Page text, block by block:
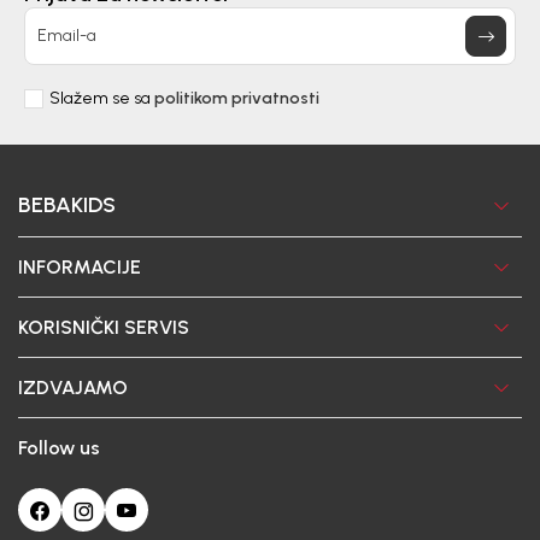
Email-a
Slažem se sa politikom privatnosti
BEBAKIDS
INFORMACIJE
KORISNIČKI SERVIS
IZDVAJAMO
Follow us